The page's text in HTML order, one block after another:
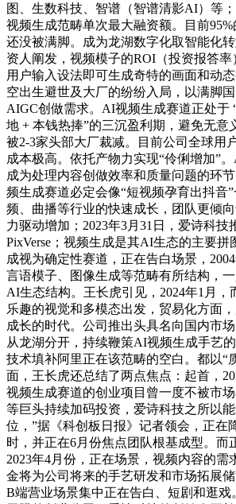
图、生数科技、智谱（智谱清影AI）等
视频生成范畴单次最大融资额。目前
还没被满脚。成为龙湖数字化取智能化
资人阐发，视频模子的ROI（投资报答率
用户输入设法即可生成奇特的画面和动
空出生避世及大厂的纷纷入局，以满脚
AIGC创做需求。AI视频生成赛道正处于
地 + 本钱热捧”的三沉盈利期，避免无意
被2-3家头部大厂裁减。目前公司全球用
成本极高。依托产物力实现“伶俐增加”
成为处理内容创做效率和质量问题的环
频生成赛道必定会像“短视频孕育出抖音
频、曲播等行业的快速成长，团队更倾
力驱动增加；2023年3月31日，爱诗科技
PixVerse；视频生成是其AI生态的主要拼
成视为确定性赛道，正在告白场景，
言语模子、图像生成等范畴有所结构，
AI生态结构。王长虎引见，2024年1月，
乐趣的视觉和多模态出发，贸易化方面
成长的时代。公司推出头具名向国内市
从龙湖分开，持续鞭策AI视频生成手艺
技术填补阿里正在该范畴的空白。都以“
面，王长虎还总结了两点焦点：起首，
视频生成赛道的创业项目曾一度不被市
等巨头持续加码投资，爱诗科技之所以
位，”据《科创板日报》记者领会，正在
时，并正在6月份焦点团队根基成型。而
2023年4月份，正在场景，视频内容的需
金将为公司将来的手艺研发和市场拓展
B端营业场景集中正在告白、短剧和逛戏